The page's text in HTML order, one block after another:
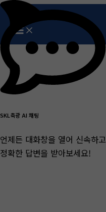
SKL축광 AI 채팅
언제든 대화창을 열어 신속하고
정확한 답변을 받아보세요!
콘
텐
츠
로
건
너
뛰
오시는길
홈 오시는길